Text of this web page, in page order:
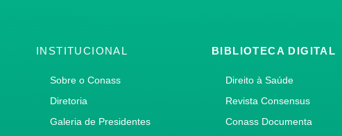
INSTITUCIONAL
Sobre o Conass
Diretoria
Galeria de Presidentes
BIBLIOTECA DIGITAL
Direito à Saúde
Revista Consensus
Conass Documenta